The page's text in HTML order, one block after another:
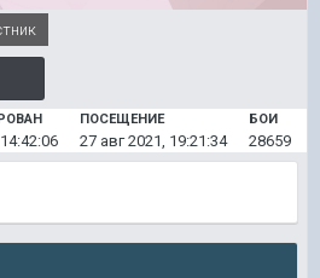
ПОСЕЩЕНИЕ
27 авг 2021, 19:21:34
БОИ
28659